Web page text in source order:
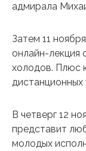
адмирала
Затем 11
онлайн-лекция
холодов. Плюс
дистанционных
В четверг 12
представит
молодых